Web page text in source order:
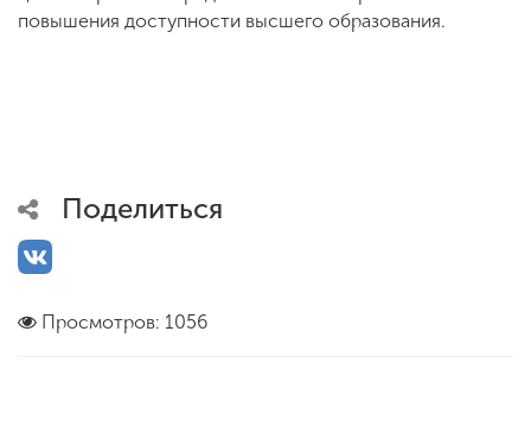
повышения доступности высшего образования.
Поделиться
Просмотров: 1056